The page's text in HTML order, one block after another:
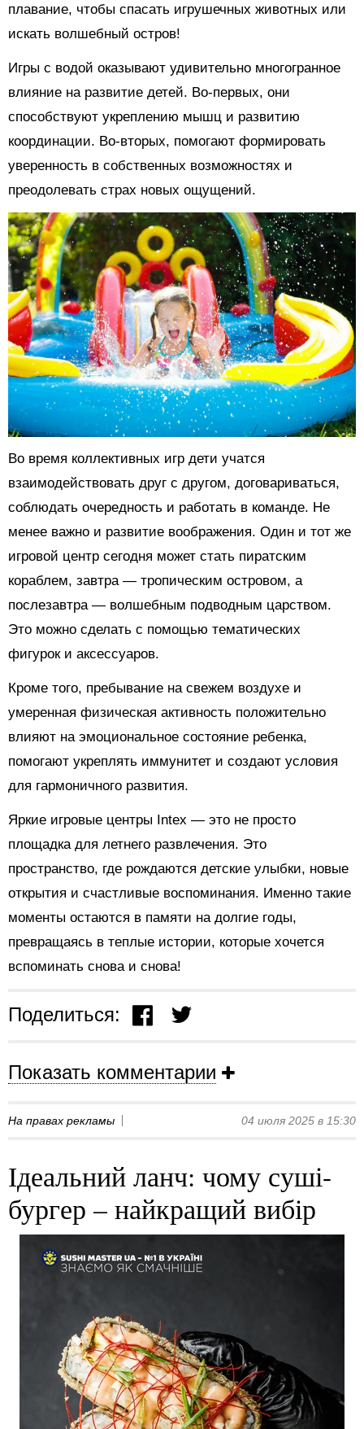
плавание, чтобы спасать игрушечных животных или
искать волшебный остров!
Игры с водой оказывают удивительно многогранное
влияние на развитие детей. Во-первых, они
способствуют укреплению мышц и развитию
координации. Во-вторых, помогают формировать
уверенность в собственных возможностях и
преодолевать страх новых ощущений.
Во время коллективных игр дети учатся
взаимодействовать друг с другом, договариваться,
соблюдать очередность и работать в команде. Не
менее важно и развитие воображения. Один и тот же
игровой центр сегодня может стать пиратским
кораблем, завтра — тропическим островом, а
послезавтра — волшебным подводным царством.
Это можно сделать с помощью тематических
фигурок и аксессуаров.
Кроме того, пребывание на свежем воздухе и
умеренная физическая активность положительно
влияют на эмоциональное состояние ребенка,
помогают укреплять иммунитет и создают условия
для гармоничного развития.
Яркие игровые центры Intex — это не просто
площадка для летнего развлечения. Это
пространство, где рождаются детские улыбки, новые
открытия и счастливые воспоминания. Именно такие
моменты остаются в памяти на долгие годы,
превращаясь в теплые истории, которые хочется
вспоминать снова и снова!
Поделиться:
Показать комментарии
На правах рекламы 04 июля 2025 в 15:30
Ідеальний ланч: чому суші-
бургер – найкращий вибір